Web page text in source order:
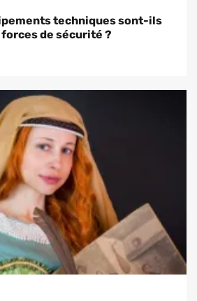
techniques sont-ils
de sécurité ?